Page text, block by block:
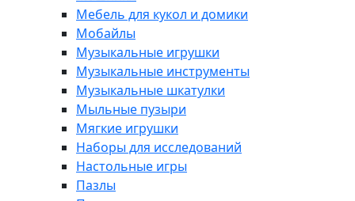
Мебель для кукол и домики
Мобайлы
Музыкальные игрушки
Музыкальные инструменты
Музыкальные шкатулки
Мыльные пузыри
Мягкие игрушки
Наборы для исследований
Настольные игры
Пазлы